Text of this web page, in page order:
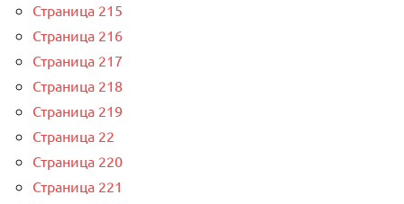
Страница 215
Страница 216
Страница 217
Страница 218
Страница 219
Страница 22
Страница 220
Страница 221